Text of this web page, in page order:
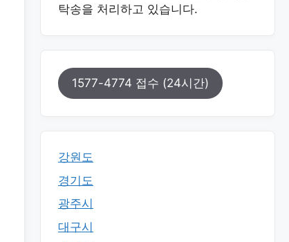
탁송을 처리하고 있습니다.
1577-4774 접수 (24시간)
강원도
경기도
광주시
대구시